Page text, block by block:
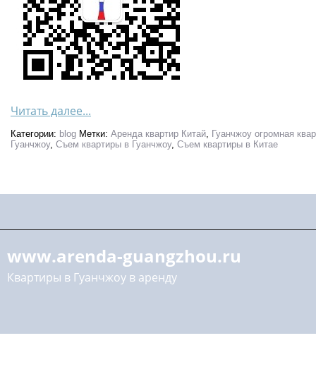
Читать далее...
Категории: blog Метки: Аренда квартир Китай
Гуанчжоу огромная
Гуанчжоу, Съем квартиры в Гуанчжоу, Съем квартиры в Китае
www.arenda-guangzhou.ru
Квартиры в Гуанчжоу в аренду